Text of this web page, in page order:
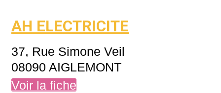
AH ELECTRICITE
37, Rue Simone Veil
08090 AIGLEMONT
Voir la fiche